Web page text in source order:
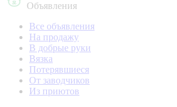
Объявления
Все объявления
На продажу
В добрые руки
Вязка
Потерявшиеся
От заводчиков
Из приютов